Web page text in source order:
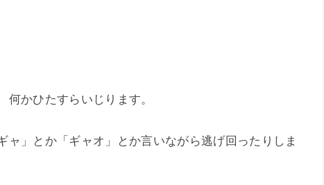
何かひたすらいじります。
」とか「ギャオ」とか言いながら逃げ回ったりしま